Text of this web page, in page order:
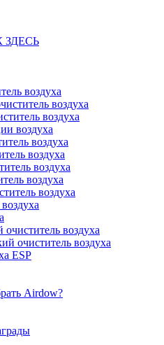
воздуха
воздуха
воздуха
воздуха
воздуха
воздуха
воздуха
воздуха
воздуха
воздуха
очиститель воздуха
ESP
Airdow?